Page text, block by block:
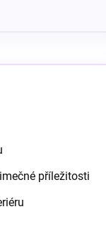
příležitosti